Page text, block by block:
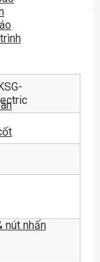
nút nhấn